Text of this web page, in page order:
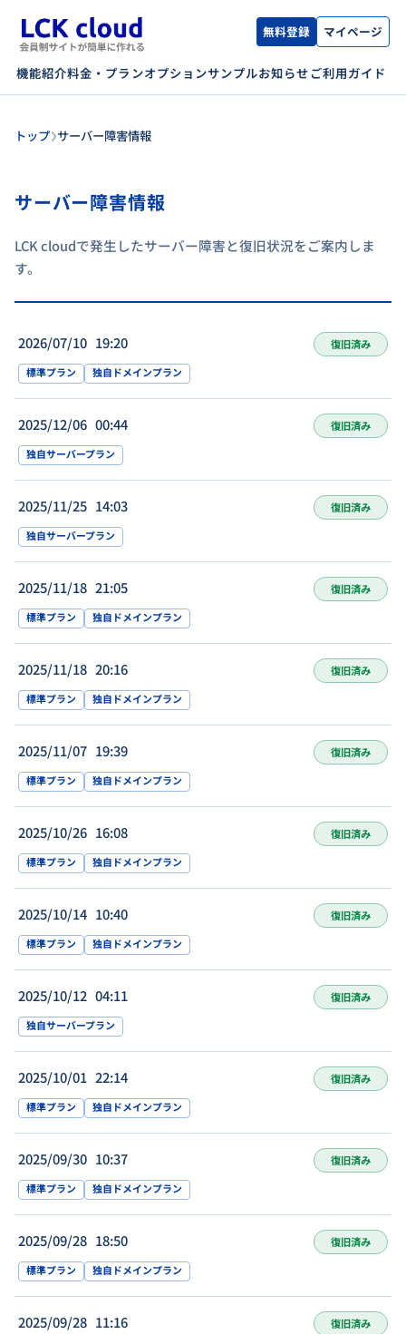
機能紹介料金・プランオプションサンプルお知らせご利用ガイド
無料登録 マイページ
トップ›サーバー障害情報
サーバー障害情報
LCK cloudで発生したサーバー障害と復旧状況をご案内しま
す。
2026/07/10 19:20
復旧済み
標準プラン
独自ドメインプラン
2025/12/06 00:44
復旧済み
独自サーバープラン
2025/11/25 14:03
復旧済み
独自サーバープラン
2025/11/18 21:05
復旧済み
標準プラン
独自ドメインプラン
2025/11/18 20:16
復旧済み
標準プラン
独自ドメインプラン
2025/11/07 19:39
復旧済み
標準プラン
独自ドメインプラン
2025/10/26 16:08
復旧済み
標準プラン
独自ドメインプラン
2025/10/14 10:40
復旧済み
標準プラン
独自ドメインプラン
2025/10/12 04:11
復旧済み
独自サーバープラン
2025/10/01 22:14
復旧済み
標準プラン
独自ドメインプラン
2025/09/30 10:37
復旧済み
標準プラン
独自ドメインプラン
2025/09/28 18:50
復旧済み
標準プラン
独自ドメインプラン
2025/09/28 11:16
復旧済み